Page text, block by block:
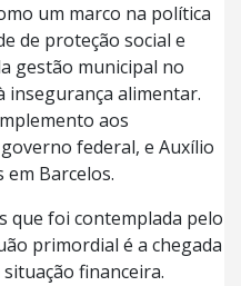
um marco na política
de proteção social e
gestão municipal no
alimentar.
aos
federal, e Auxílio
em Barcelos.
que foi contemplada pelo
primordial é a chegada
financeira.